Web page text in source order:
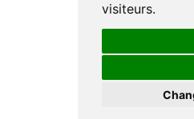
visiteurs.